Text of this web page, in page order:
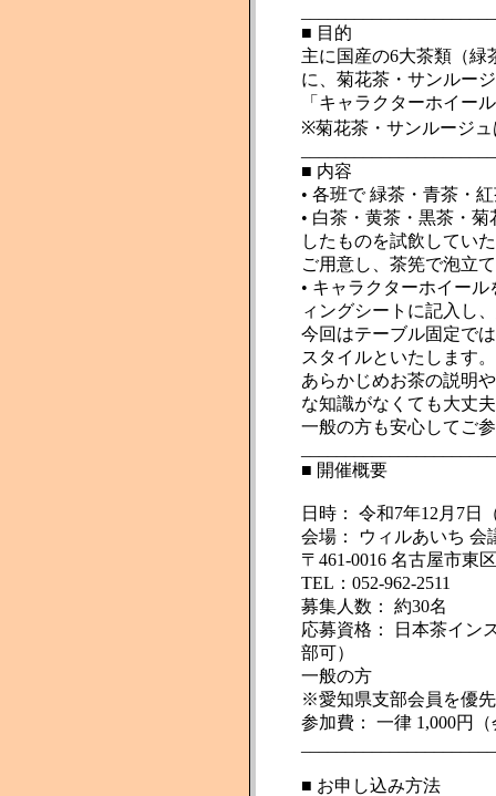
■ 目的
主に国産の6大茶類（緑
に、菊花茶・サンルー
「キャラクターホイー
※菊花茶・サンルージ
■ 内容
• 各班で 緑茶・青茶・
• 白茶・黄茶・黒茶・
したものを試飲してい
ご用意し、茶筅で泡立
• キャラクターホイー
ィングシートに記入し
今回はテーブル固定で
スタイルといたします。
あらかじめお茶の説明
な知識がなくても大丈
一般の方も安心してご
■ 開催概要
日時： 令和7年12月7日
会場： ウィルあいち 会
〒461-0016 名古屋市東
TEL：052-962-2511
募集人数： 約30名
応募資格： 日本茶イン
部可）
一般の方
※愛知県支部会員を優
参加費： 一律 1,000円
■ お申し込み方法